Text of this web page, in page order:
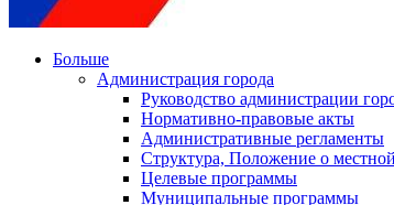
Больше
Администрация города
Руководство администрации
Нормативно-правовые акты
Административные регламенты
Структура, Положение о
Целевые программы
Муниципальные программы